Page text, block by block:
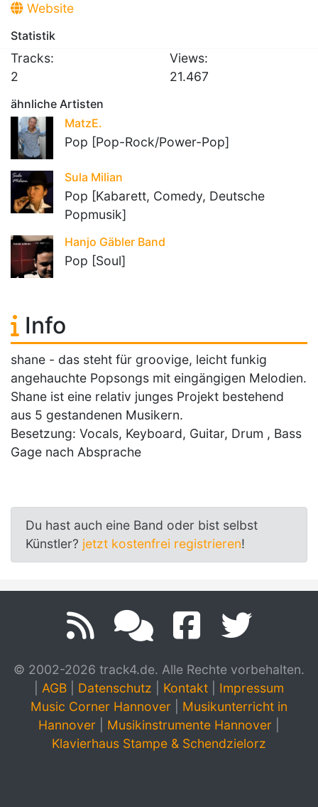
Website
Statistik
Tracks:
2
Views:
21.467
ähnliche Artisten
MatzE.
Pop [Pop-Rock/Power-Pop]
Sula Milian
Pop [Kabarett, Comedy, Deutsche
Popmusik]
Hanjo Gäbler Band
Pop [Soul]
Info
shane - das steht für groovige, leicht funkig
angehauchte Popsongs mit eingängigen Melodien.
Shane ist eine relativ junges Projekt bestehend
aus 5 gestandenen Musikern.
Besetzung: Vocals, Keyboard, Guitar, Drum , Bass
Gage nach Absprache
Du hast auch eine Band oder bist selbst
Künstler? jetzt kostenfrei registrieren!
© 2002-2026 track4.de. Alle Rechte vorbehalten.
AGB Datenschutz Kontakt
Impressum
Music Corner Hannover
Musikunterricht in
Hannover
Musikinstrumente Hannover
Klavierhaus Stampe & Schendzielorz